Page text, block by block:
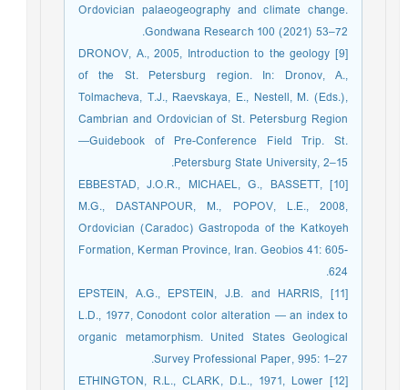
Ordovician palaeogeography and climate change.
Gondwana Research 100 (2021) 53–72.
[9] DRONOV, A., 2005, Introduction to the geology
of the St. Petersburg region. In: Dronov, A.,
Tolmacheva, T.J., Raevskaya, E., Nestell, M. (Eds.),
Cambrian and Ordovician of St. Petersburg Region
—Guidebook of Pre-Conference Field Trip. St.
Petersburg State University, 2–15.
[10] EBBESTAD, J.O.R., MICHAEL, G., BASSETT,
M.G., DASTANPOUR, M., POPOV, L.E., 2008,
Ordovician (Caradoc) Gastropoda of the Katkoyeh
Formation, Kerman Province, Iran. Geobios 41: 605-
624.
[11] EPSTEIN, A.G., EPSTEIN, J.B. and HARRIS,
L.D., 1977, Conodont color alteration — an index to
organic metamorphism. United States Geological
Survey Professional Paper, 995: 1–27.
[12] ETHINGTON, R.L., CLARK, D.L., 1971, Lower